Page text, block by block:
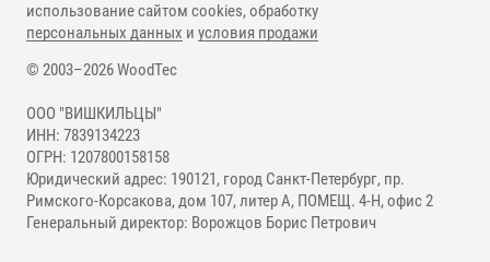
© 2003–2026 WoodTec
ООО "ВИШКИЛЬЦЫ"
ИНН: 7839134223
ОГРН: 1207800158158
Юридический адрес: 190121, город Санкт-Петербург, пр.
Римского-Корсакова, дом 107, литер А, ПОМЕЩ. 4-Н, офис 2
Генеральный директор: Ворожцов Борис Петрович
использование сайтом cookies, обработку
персональных данных и условия продажи